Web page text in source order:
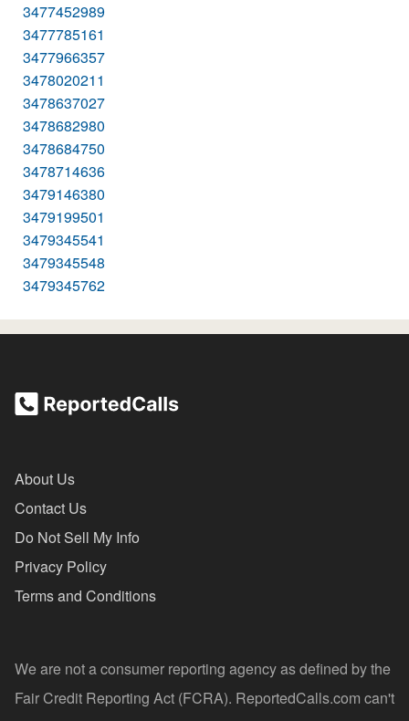
3477452989
3477785161
3477966357
3478020211
3478637027
3478682980
3478684750
3478714636
3479146380
3479199501
3479345541
3479345548
3479345762
About Us
Contact Us
Do Not Sell My Info
Privacy Policy
Terms and Conditions
We are not a consumer reporting agency as defined by the
Fair Credit Reporting Act (FCRA). ReportedCalls.com can't